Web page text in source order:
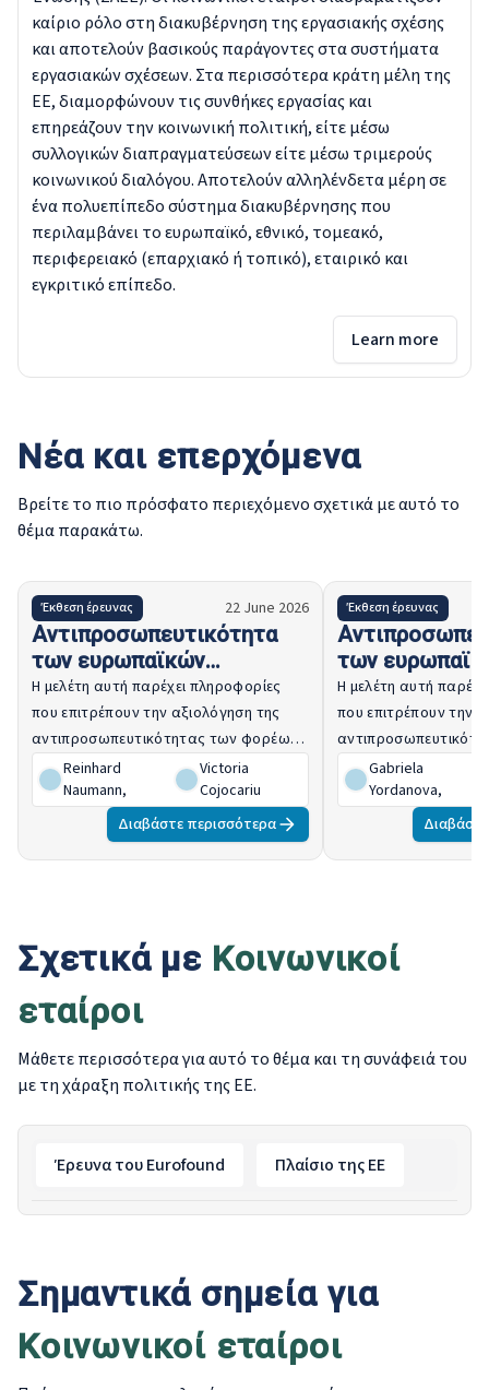
καίριο ρόλο στη διακυβέρνηση της εργασιακής σχέσης
και αποτελούν βασικούς παράγοντες στα συστήματα
εργασιακών σχέσεων. Στα περισσότερα κράτη μέλη της
ΕΕ, διαμορφώνουν τις συνθήκες εργασίας και
επηρεάζουν την κοινωνική πολιτική, είτε μέσω
συλλογικών διαπραγματεύσεων είτε μέσω τριμερούς
κοινωνικού διαλόγου. Αποτελούν αλληλένδετα μέρη σε
ένα πολυεπίπεδο σύστημα διακυβέρνησης που
περιλαμβάνει το ευρωπαϊκό, εθνικό, τομεακό,
περιφερειακό (επαρχιακό ή τοπικό), εταιρικό και
εγκριτικό επίπεδο.
Learn more
Νέα και επερχόμενα
Βρείτε το πιο πρόσφατο περιεχόμενο σχετικά με αυτό το
θέμα παρακάτω.
Έκθεση έρευνας 22 June 2026
Αντιπροσωπευτικότητα
των ευρωπαϊκών
οργανώσεων κοινωνικών
εταίρων: Τομέας
παραγωγής ζάχαρης — 2026
Reinhard
Naumann,
Victoria
Cojocariu
Η μελέτη αυτή παρέχει πληροφορίες
που επιτρέπουν την αξιολόγηση της
αντιπροσωπευτικότητας των φορέων
που συμμετέχουν στην ευρωπαϊκή
επιτροπή κλαδικού κοινωνικού
διαλόγου για τον τομέα της
παραγωγής ζάχαρης.
Διαβάστε περισσότερα
Έκθεση έρευνας
των
οργανώσεων
εταίρων:
εσωτερικών
μεταφορών –
Gabriela
Yordanova,
Η μελέτη αυτή
που επιτρέπουν την
που συμμετέχουν
επιτροπή τομεακού
διαλόγου για τον
εσωτερικών
εθνικές και
κοινωνικών εταίρων
Σχετικά με Κοινωνικοί
εταίροι
Μάθετε περισσότερα για αυτό το θέμα και τη συνάφειά του
με τη χάραξη πολιτικής της ΕΕ.
Έρευνα του Eurofound Πλαίσιο της ΕΕ
Σημαντικά σημεία για
Κοινωνικοί εταίροι